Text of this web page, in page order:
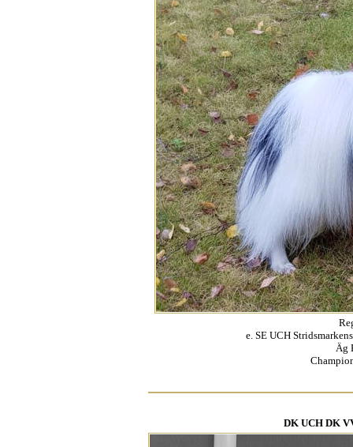
e. SE UCH
Äg
DK UCH DK